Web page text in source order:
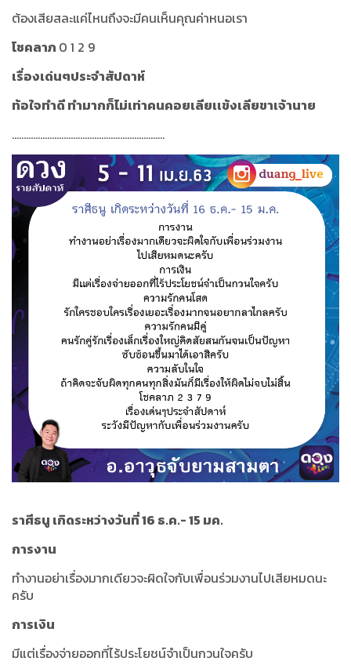
ต้องเสียสละแค่ไหนถึงจะมีคนเห็นคุณค่าหนอเรา
โชคลาภ 0 1 2 9
เรื่องเด่นๆประจำสัปดาห์
ท้อใจทำดี ทำมากก็ไม่เท่าคนคอยเลียเเข้งเลียขาเจ้านาย
.................................................................
ราศีธนู เกิดระหว่างวันที่ 16 ธ.ค.- 15 มค.
การงาน
ทำงานอย่าเรื่องมากเดียวจะผิดใจกับเพื่อนร่วมงานไปเสียหมดนะ
ครับ
การเงิน
มีแต่เรื่องจ่ายออกที่ไร้ประโยชน์จำเป็นกวนใจครับ